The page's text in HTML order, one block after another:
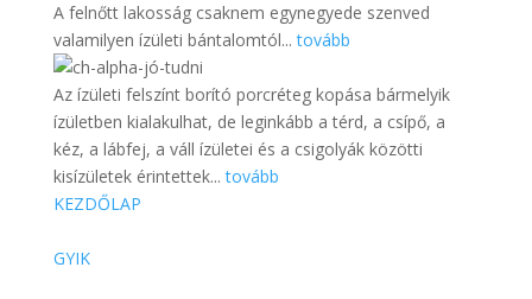
A felnőtt lakosság csaknem egynegyede szenved
valamilyen ízületi bántalomtól...tovább
Az ízületi felszínt borító porcréteg kopása bármelyik
ízületben kialakulhat, de leginkább a térd, a csípő, a
kéz, a lábfej, a váll ízületei és a csigolyák közötti
kisízületek érintettek...tovább
KEZDŐLAP
GYIK